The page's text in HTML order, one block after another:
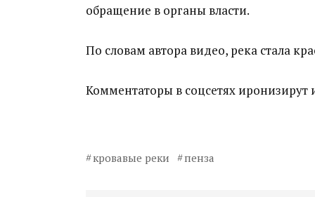
обращение в органы власти.
По словам автора видео, река стала
Комментаторы в соцсетях иронизирут
кровавые реки пенза